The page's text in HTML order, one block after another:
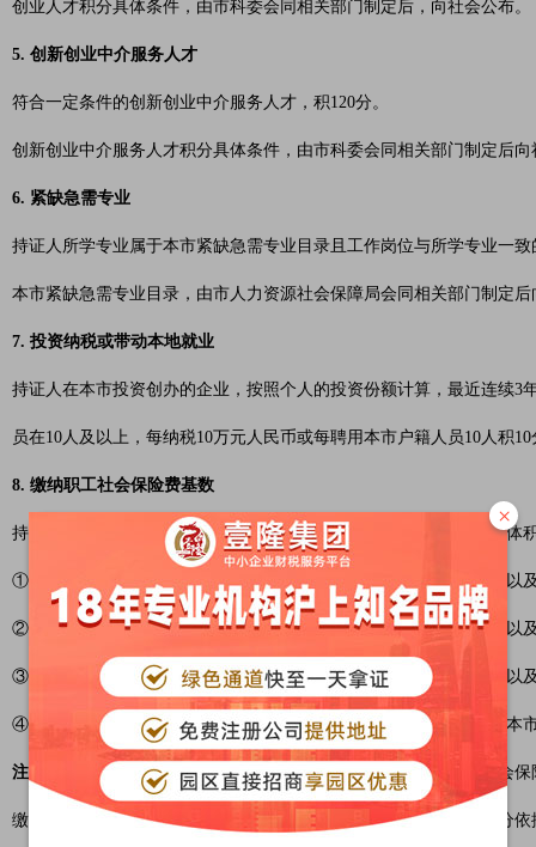
创业人才积分具体条件，由市科委会同相关部门制定后，向社会公布。
5. 创新创业中介服务人才
符合一定条件的创新创业中介服务人才，积120分。
创新创业中介服务人才积分具体条件，由市科委会同相关部门制定后向
6. 紧缺急需专业
持证人所学专业属于本市紧缺急需专业目录且工作岗位与所学专业一致
本市紧缺急需专业目录，由市人力资源社会保障局会同相关部门制定
7. 投资纳税或带动本地就业
持证人在本市投资创办的企业，按照个人的投资份额计算，最近连续
员在10人及以上，每纳税10万元人民币或每聘用本市户籍人员10人积
8. 缴纳职工社会保险费基数
持证人在本市工作缴纳职工社会保险费基数指标最高分值120分。具体
①持证人最近4年内累计36个月在本市缴纳职工社会保险费基数等于以
②持证人最近4年内累计36个月在本市缴纳职工社会保险费基数等于以
③持证人最近4年内累计36个月在本市缴纳职工社会保险费基数等于以
④持证人最近3年内累计24个月在本市缴纳职工社会保险费基数等于本
注意： 持证人因未正常缴纳本市职工社会保险费而补缴的、职工社会
缴费单位与签订劳动（聘用）合同单位不一致的，不作为本项的积分依
×